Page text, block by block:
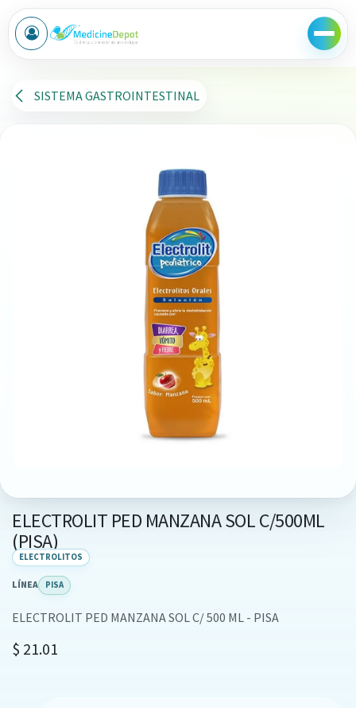
Ir al contenido
SISTEMA GASTROINTESTINAL
ELECTROLIT PED MANZANA SOL C/500ML
(PISA)
ELECTROLITOS
LÍNEA PISA
ELECTROLIT PED MANZANA SOL C/ 500 ML - PISA
$ 21.01